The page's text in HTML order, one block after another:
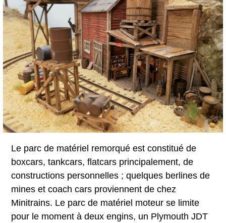
Le parc de matériel remorqué est constitué de
boxcars, tankcars, flatcars principalement, de
constructions personnelles ; quelques berlines de
mines et coach cars proviennent de chez
Minitrains. Le parc de matériel moteur se limite
pour le moment à deux engins, un Plymouth JDT